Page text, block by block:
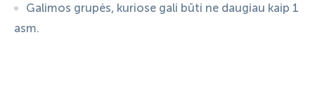
Galimos grupės, kuriose gali būti ne daugiau kaip 1
asm.